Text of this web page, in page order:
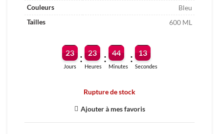
Couleurs
Bleu
Tailles
600 ML
23
Jours
: 23
Heures
: 44
Minutes
: 13
Secondes
Rupture de stock
Ajouter à mes favoris